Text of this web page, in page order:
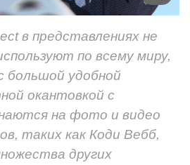
в представлениях не
по всему миру,
большой удобной
окантовкой с
на фото и видео
таких как Коди Вебб,
других